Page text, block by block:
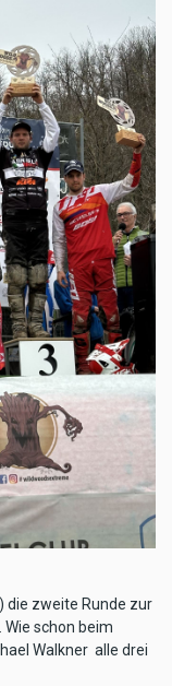
die zweite Runde zur
Wie schon beim
Walkner alle drei